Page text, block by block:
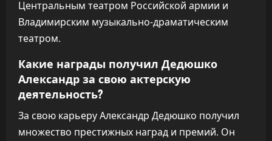
Центральным театром Российской армии и
Владимирским музыкально-драматическим
театром.
Какие награды получил Дедюшко
Александр за свою актерскую
деятельность?
За свою карьеру Александр Дедюшко получил
множество престижных наград и премий. Он